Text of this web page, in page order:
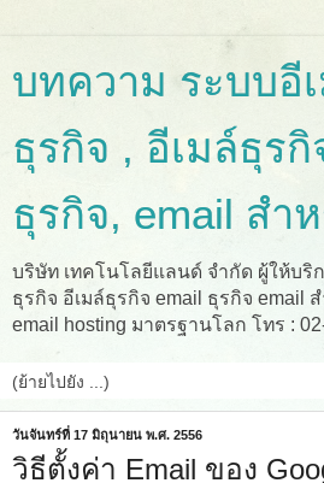
บทความ ระบบอี
ธุรกิจ , อีเมล์ธุรกิ
ธุรกิจ, email สำ
บริษัท เทคโนโลยีแลนด์ จำกัด ผู้ให้บริ
ธุรกิจ อีเมล์ธุรกิจ email ธุรกิจ email
email hosting มาตรฐานโลก โทร :
วันจันทร์ที่ 17 มิถุนายน พ.ศ. 2556
วิธีตั้งค่า Email ของ